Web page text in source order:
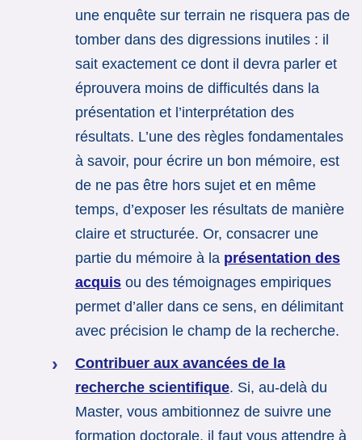
une enquête sur terrain ne risquera pas de
tomber dans des digressions inutiles : il
sait exactement ce dont il devra parler et
éprouvera moins de difficultés dans la
présentation et l’interprétation des
résultats. L’une des règles fondamentales
à savoir, pour écrire un bon mémoire, est
de ne pas être hors sujet et en même
temps, d’exposer les résultats de manière
claire et structurée. Or, consacrer une
partie du mémoire à la présentation des
acquisou des témoignages empiriques
permet d’aller dans ce sens, en délimitant
avec précision le champ de la recherche.
Contribuer aux avancées de la
recherche scientifique. Si, au-delà du
Master, vous ambitionnez de suivre une
formation doctorale, il faut vous attendre à